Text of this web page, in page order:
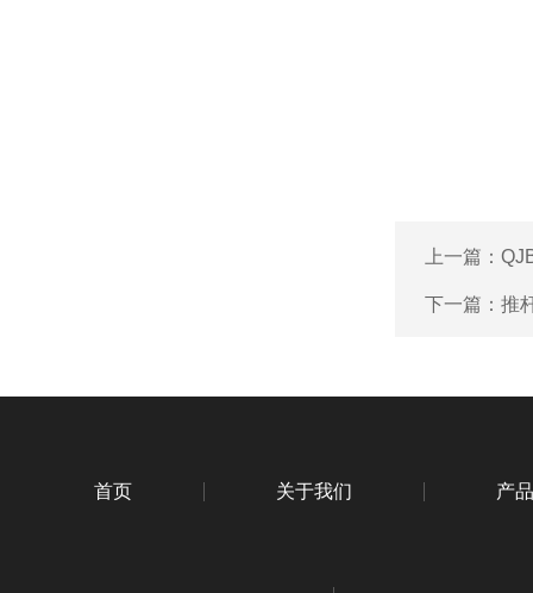
上一篇：
下一篇： 推
首页 关于我们 产